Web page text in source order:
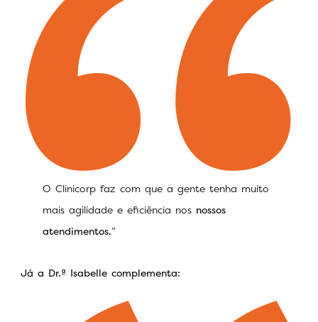
O Clinicorp faz com que a gente tenha muito
mais agilidade e eficiência nos nossos
atendimentos.”
Já a Dr.ª Isabelle complementa: